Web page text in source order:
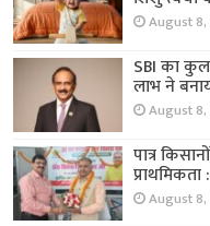
August 8,
SBI का
लाभ ने
August 8,
पात्र
August 8,